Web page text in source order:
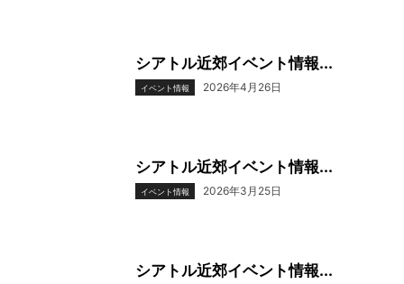
シアトル近郊イベント情報...
イベント情報 2026年4月26日
シアトル近郊イベント情報...
イベント情報 2026年3月25日
シアトル近郊イベント情報...